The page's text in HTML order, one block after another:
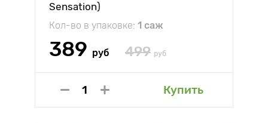
Sensation)
Кол-во в упаковке: 1 саж
389 руб 499 руб
Купить